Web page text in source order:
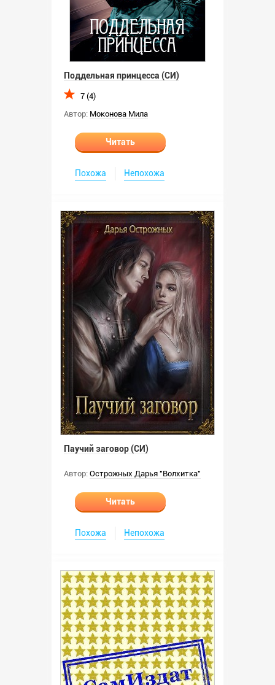
Поддельная принцесса (СИ)
7 (4)
Автор: Моконова Мила
Читать
Похожа Непохожа
Паучий заговор (СИ)
Автор: Острожных Дарья "Волхитка"
Читать
Похожа Непохожа